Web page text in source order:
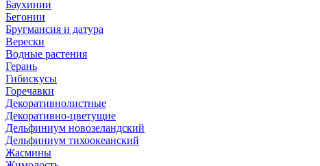
Баухинии
Бегонии
Бругмансия и датура
Верески
Водные растения
Герань
Гибискусы
Горечавки
Декоративнолистные
Декоративно-цветущие
Дельфиниум новозеландский
Дельфиниум тихоокеанский
Жасмины